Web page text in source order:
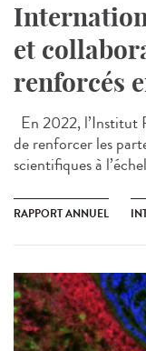
et
renforcés
En 2022, l’Institut
de renforcer les
scientifiques à
RAPPORT ANNUEL